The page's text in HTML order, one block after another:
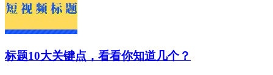
标题10大关键点，看看你知道几个？